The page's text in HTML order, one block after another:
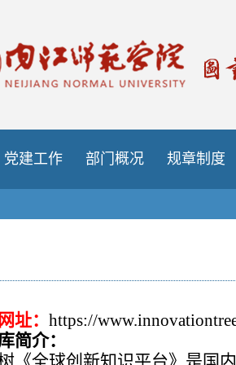
党建工作 部门概况 规章制度
址： https://
简介：
《全球创新知识平台》是国